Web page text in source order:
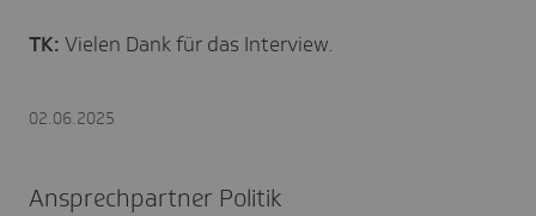
TK: Vielen Dank für das Interview.
02.06.2025
Ansprechpartner Politik